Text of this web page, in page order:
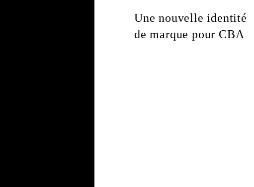
Une nouvelle identité
de marque pour CBA